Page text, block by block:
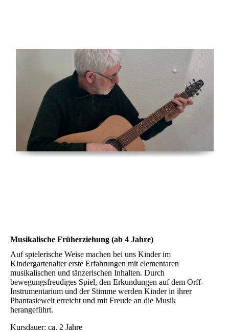
Musikalische Früherziehung (ab 4 Jahre)
Auf spielerische Weise machen bei uns Kinder im
Kindergartenalter erste Erfahrungen mit elementaren
musikalischen und tänzerischen Inhalten. Durch
bewegungsfreudiges Spiel, den Erkundungen auf dem Orff-
Instrumentarium und der Stimme werden Kinder in ihrer
Phantasiewelt erreicht und mit Freude an die Musik
herangeführt.
Kursdauer: ca. 2 Jahre